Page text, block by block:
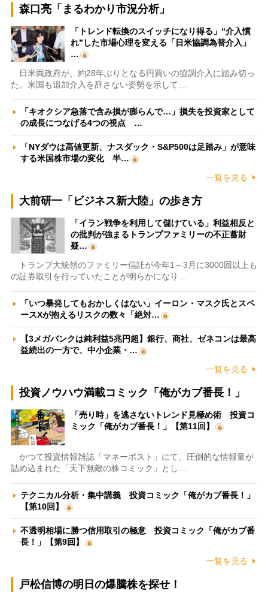
森口亮「まるわかり市況分析」
「トレンド転換のスイッチになり得る」“介入慣
れ”した市場心理を変える「日米協調為替介入」
…
日米両政府が、約28年ぶりとなる円買いの協調介入に踏み切っ
た。米国も追加介入を辞さない姿勢を示して…
「キオクシア急落で含み損が膨らんで…」損失を投資家として
の成長につなげる4つの視点 …
「NYダウは高値更新、ナスダック・S&P500は足踏み」が意味
する米国株市場の変化 半…
一覧を見る
大前研一「ビジネス新大陸」の歩き方
「イラン戦争を利用して儲けている」利益相反と
の批判が強まるトランプファミリーの不正蓄財
疑…
トランプ大統領のファミリー信託が今年1～3月に3000回以上も
の証券取引を行っていたことが明らかになり…
「いつ暴発してもおかしくはない」イーロン・マスク氏とスペ
ースXが抱えるリスクの数々「絶対…
【3メガバンクは純利益5兆円超】銀行、商社、ゼネコンは最高
益続出の一方で、中小企業・…
一覧を見る
投資ノウハウ満載コミック「俺がカブ番長！」
「売り時」を逃さないトレンド見極め術 投資コ
ミック「俺がカブ番長！」【第11回】
かつて投資情報雑誌「マネーポスト」にて、圧倒的な情報量が
詰め込まれた「天下無敵の株コミック」とし…
テクニカル分析・集中講義 投資コミック「俺がカブ番長！」
【第10回】
不透明相場に勝つ信用取引の極意 投資コミック「俺がカブ番
長！」【第9回】
一覧を見る
戸松信博の明日の爆騰株を探せ！